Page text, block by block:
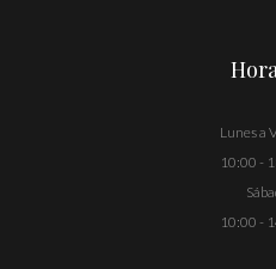
Lunes a
10:00 -
10:00 -